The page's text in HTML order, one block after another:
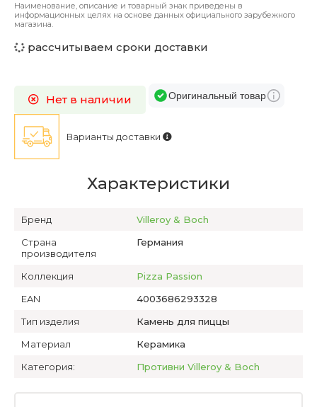
Наименование, описание и товарный знак приведены в
информационных целях на основе данных официального зарубежного
магазина.
рассчитываем сроки доставки
Варианты доставки
Нет в наличии Оригинальный товар
Характеристики
Бренд
Villeroy & Boch
Страна
производителя
Германия
Коллекция
Pizza Passion
EAN
4003686293328
Тип изделия
Камень для пиццы
Материал
Керамика
Категория:
Противни Villeroy & Boch